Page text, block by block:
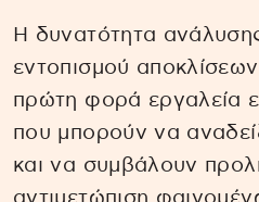
Η δυνατότητα
εντοπισμού
πρώτη φορά εργαλεία
που μπορούν να
και να συμβάλουν